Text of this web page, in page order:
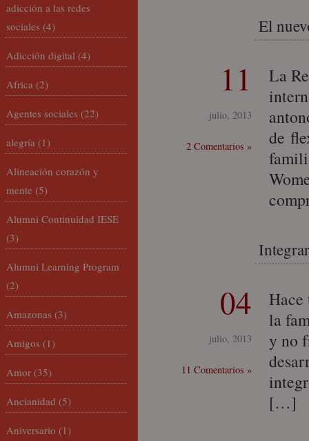
El
11
julio, 2013
2 Comentarios »
La
de
04
julio, 2013
11 Comentarios »
la
y no
[…]
adicción a las redes
sociales (4)
Adicción digital (4)
Africa (2)
Agentes sociales (22)
alegría (1)
Alineación corazón y
mente (5)
Alumni Continuidad IESE
(3)
Alumni Learning Program
(2)
Amazonas (3)
Amigos (1)
Amor (35)
Ancianidad (5)
Aniversario (1)